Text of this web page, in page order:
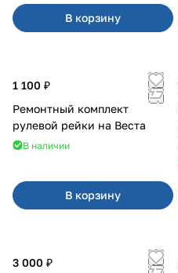
В корзину
1 100 ₽
Ремонтный комплект
рулевой рейки на Веста
В наличии
В корзину
3 000 ₽